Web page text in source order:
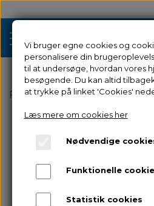
3D
Filament 3D
Industriel 3D
Resin 3D
Forside 3D Printer
Vi bruger egne cookies og
personalisere din
til at undersøge, hvordan vores
besøgende. Du kan altid
at trykke på linket 'Cookies'
Læs mere om cookies her
Nødvendige
Funktionelle
Statistik cookies